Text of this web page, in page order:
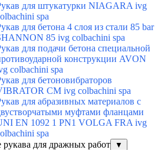
для штукатурки NIAGARA ivg
spa
для бетона 4 слоя из стали 85 bar
85 ivg colbachini spa
для подачи бетона специальной
конструкции AVON
colbachini spa
для бетоновибраторов
CM ivg colbachini spa
для абразивных материалов с
муфтами фланцами
EN 1092 1 PN1 VOLGA FRA ivg
spa
рукава для дражных работ
▼